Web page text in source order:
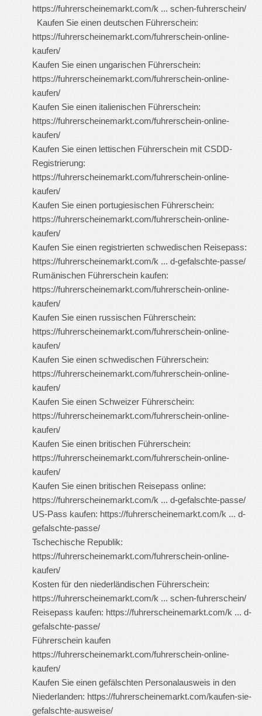
https://fuhrerscheinemarkt.com/k ... schen-fuhrerschein/
Kaufen Sie einen deutschen Führerschein:
https://fuhrerscheinemarkt.com/fuhrerschein-online-
kaufen/
Kaufen Sie einen ungarischen Führerschein:
https://fuhrerscheinemarkt.com/fuhrerschein-online-
kaufen/
Kaufen Sie einen italienischen Führerschein:
https://fuhrerscheinemarkt.com/fuhrerschein-online-
kaufen/
Kaufen Sie einen lettischen Führerschein mit CSDD-
Registrierung:
https://fuhrerscheinemarkt.com/fuhrerschein-online-
kaufen/
Kaufen Sie einen portugiesischen Führerschein:
https://fuhrerscheinemarkt.com/fuhrerschein-online-
kaufen/
Kaufen Sie einen registrierten schwedischen Reisepass:
https://fuhrerscheinemarkt.com/k ... d-gefalschte-passe/
Rumänischen Führerschein kaufen:
https://fuhrerscheinemarkt.com/fuhrerschein-online-
kaufen/
Kaufen Sie einen russischen Führerschein:
https://fuhrerscheinemarkt.com/fuhrerschein-online-
kaufen/
Kaufen Sie einen schwedischen Führerschein:
https://fuhrerscheinemarkt.com/fuhrerschein-online-
kaufen/
Kaufen Sie einen Schweizer Führerschein:
https://fuhrerscheinemarkt.com/fuhrerschein-online-
kaufen/
Kaufen Sie einen britischen Führerschein:
https://fuhrerscheinemarkt.com/fuhrerschein-online-
kaufen/
Kaufen Sie einen britischen Reisepass online:
https://fuhrerscheinemarkt.com/k ... d-gefalschte-passe/
US-Pass kaufen: https://fuhrerscheinemarkt.com/k ... d-
gefalschte-passe/
Tschechische Republik:
https://fuhrerscheinemarkt.com/fuhrerschein-online-
kaufen/
Kosten für den niederländischen Führerschein:
https://fuhrerscheinemarkt.com/k ... schen-fuhrerschein/
Reisepass kaufen: https://fuhrerscheinemarkt.com/k ... d-
gefalschte-passe/
Führerschein kaufen
https://fuhrerscheinemarkt.com/fuhrerschein-online-
kaufen/
Kaufen Sie einen gefälschten Personalausweis in den
Niederlanden: https://fuhrerscheinemarkt.com/kaufen-sie-
gefalschte-ausweise/